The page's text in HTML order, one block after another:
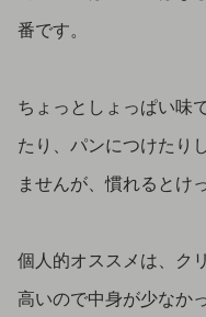
番です。
ちょっとしょっぱい味
たり、パンにつけたり
ませんが、慣れるとけ
個人的オススメは、ク
高いので中身が少なか